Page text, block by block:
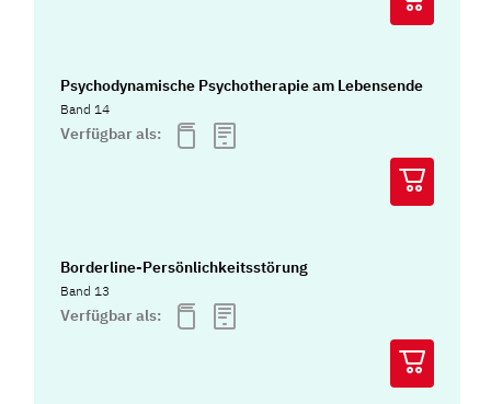
Psychodynamische Psychotherapie am Lebensende
Band 14
Verfügbar als:
Borderline-Persönlichkeitsstörung
Band 13
Verfügbar als: